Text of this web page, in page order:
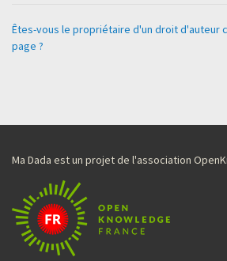
Êtes-vous le propriétaire d'un droit d'auteur
page ?
Ma Dada est un projet de l'association